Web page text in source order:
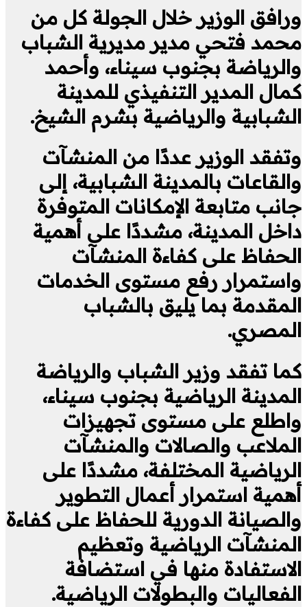
ورافق الوزير خلال الجولة كل من
محمد فتحي مدير مديرية الشباب
والرياضة بجنوب سيناء، وأحمد
كمال المدير التنفيذي للمدينة
الشبابية والرياضية بشرم الشيخ.
وتفقد الوزير عددًا من المنشآت
والقاعات بالمدينة الشبابية، إلى
جانب متابعة الإمكانات المتوفرة
داخل المدينة، مشددًا على أهمية
الحفاظ على كفاءة المنشآت
واستمرار رفع مستوى الخدمات
المقدمة بما يليق بالشباب
المصري.
كما تفقد وزير الشباب والرياضة
المدينة الرياضية بجنوب سيناء،
واطلع على مستوى تجهيزات
الملاعب والصالات والمنشآت
الرياضية المختلفة، مشددًا على
أهمية استمرار أعمال التطوير
والصيانة الدورية للحفاظ على كفاءة
المنشآت الرياضية وتعظيم
الاستفادة منها في استضافة
الفعاليات والبطولات الرياضية.